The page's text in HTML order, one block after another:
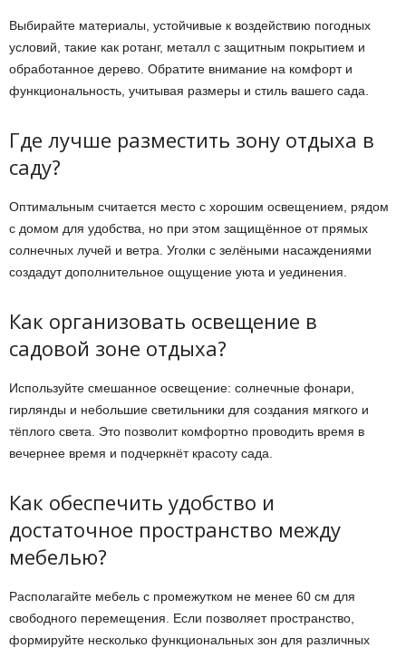
Выбирайте материалы, устойчивые к воздействию погодных
условий, такие как ротанг, металл с защитным покрытием и
обработанное дерево. Обратите внимание на комфорт и
функциональность, учитывая размеры и стиль вашего сада.
Где лучше разместить зону отдыха в
саду?
Оптимальным считается место с хорошим освещением, рядом
с домом для удобства, но при этом защищённое от прямых
солнечных лучей и ветра. Уголки с зелёными насаждениями
создадут дополнительное ощущение уюта и уединения.
Как организовать освещение в
садовой зоне отдыха?
Используйте смешанное освещение: солнечные фонари,
гирлянды и небольшие светильники для создания мягкого и
тёплого света. Это позволит комфортно проводить время в
вечернее время и подчеркнёт красоту сада.
Как обеспечить удобство и
достаточное пространство между
мебелью?
Располагайте мебель с промежутком не менее 60 см для
свободного перемещения. Если позволяет пространство,
формируйте несколько функциональных зон для различных